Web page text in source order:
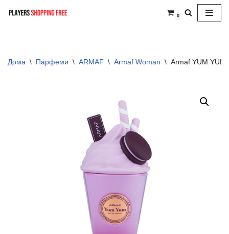
0
Дома \ Парфеми \ ARMAF \ Armaf Woman \ Armaf YUM YUM